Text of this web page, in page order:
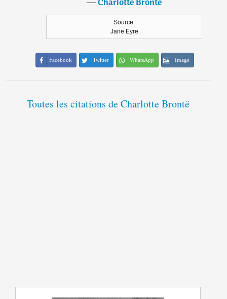
Source:
Jane Eyre
Facebook Twitter WhatsApp Image
Toutes les citations de Charlotte Brontë